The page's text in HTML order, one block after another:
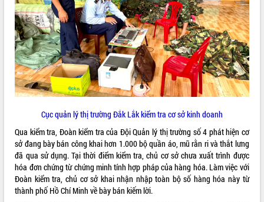
Cục quản lý thị trường Đắk Lắk kiểm tra cơ sở kinh doanh
Qua kiểm tra, Đoàn kiểm tra của Đội Quản lý thị trường số 4 phát hiện cơ
sở đang bày bán công khai hơn 1.000 bộ quần áo, mũ rằn ri và thắt lưng
đã qua sử dụng. Tại thời điểm kiểm tra, chủ cơ sở chưa xuất trình được
hóa đơn chứng từ chứng minh tính hợp pháp của hàng hóa. Làm việc với
Đoàn kiểm tra, chủ cơ sở khai nhận nhập toàn bộ số hàng hóa này từ
thành phố Hồ Chí Minh về bày bán kiếm lời.